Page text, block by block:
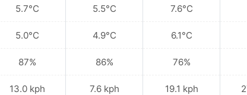
5.7°C
5.0°C
87%
13.0 kph
5.5°C
4.9°C
86%
7.6 kph
7.6°C
6.1°C
76%
19.1 kph